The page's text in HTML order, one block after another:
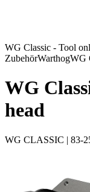
WG Classic - Tool
ZubehörWarthogWG
WG
head
WG CLASSIC | 83-